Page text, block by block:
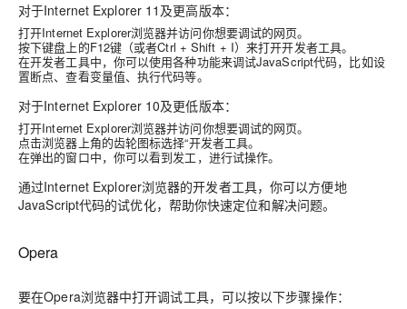
对于Internet Explorer 11及更高版本：
打开Internet Explorer浏览器并访问你想要调试的网页。
按下键盘上的F12键（或者Ctrl + Shift + I）来打开开发者工具。
在开发者工具中，你可以使用各种功能来调试JavaScript代码，比如设
置断点、查看变量值、执行代码等。
对于Internet Explorer 10及更低版本：
打开Internet Explorer浏览器并访问你想要调试的网页。
点击浏览器上角的齿轮图标选择“开发者工具。
在弹出的窗口中，你可以看到发工，进行试操作。
通过Internet Explorer浏览器的开发者工具，你可以方便地
JavaScript代码的试优化，帮助你快速定位和解决问题。
Opera
要在Opera浏览器中打开调试工具，可以按以下步骤操作：